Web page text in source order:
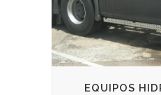
EQUIPOS